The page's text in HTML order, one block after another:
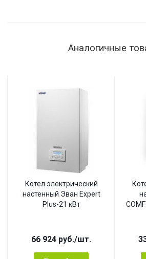
Аналогичные
Котел электрический
настенный Эван Expert
Plus-21 кВт
66 924 руб./шт.